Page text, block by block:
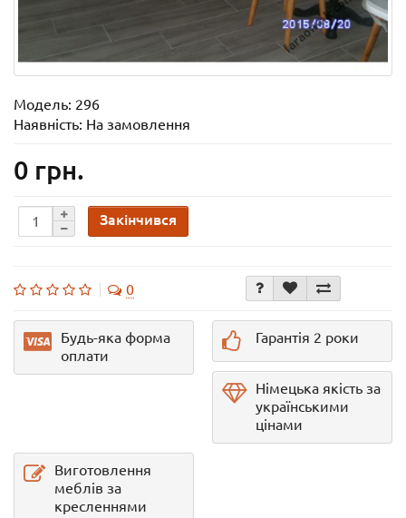
Модель: 296
Наявність: На замовлення
0 грн.
Закінчився
0
Будь-яка форма
оплати
Гарантія 2 роки
Німецька якість за
українськими
цінами
Виготовлення
меблів за
кресленнями